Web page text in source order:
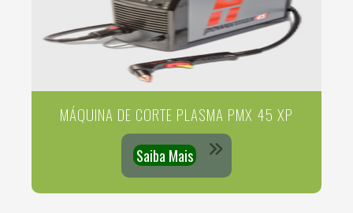
MÁQUINA DE CORTE PLASMA PMX 45 XP
Saiba Mais